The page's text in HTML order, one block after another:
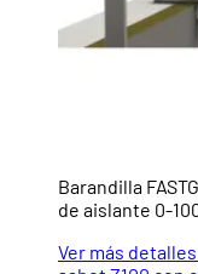
Barandilla
de aislante 0-
Ver más